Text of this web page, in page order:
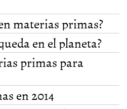
materias primas?
en el planeta?
primas para
en 2014